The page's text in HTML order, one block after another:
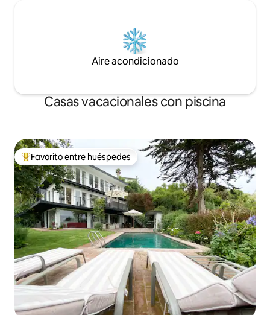
Aire acondicionado
Casas vacacionales con piscina
Favorito entre huéspedes preferido
Favorito entre huéspedes